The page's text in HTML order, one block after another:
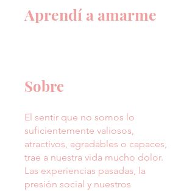
Aprendí a amarme
Sobre
El sentir que no somos lo
suficientemente valiosos,
atractivos, agradables o capaces,
trae a nuestra vida mucho dolor.
Las experiencias pasadas, la
presión social y nuestros